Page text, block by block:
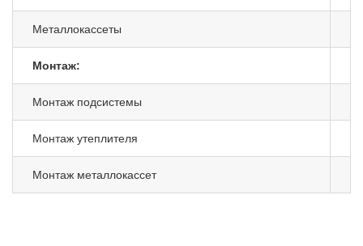
Металлокассеты
Монтаж:
Монтаж подсистемы
Монтаж утеплителя
Монтаж металлокассет